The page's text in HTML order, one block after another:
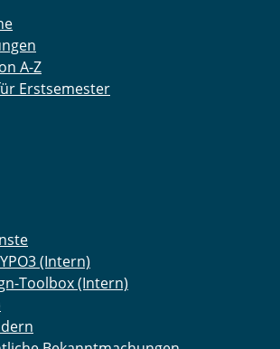
A-Z
Erstsemester
(Intern)
Toolbox (Intern)